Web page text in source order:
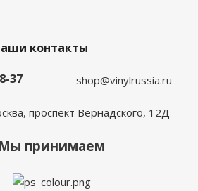
контакты
37
shop@vinylrussia.ru
, проспект Вернадского, 12Д
Мы принимаем